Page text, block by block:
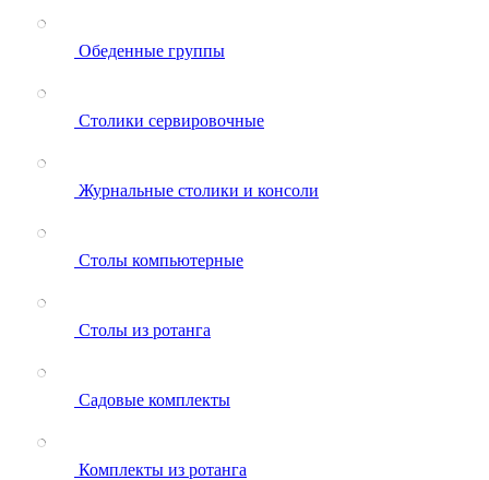
Обеденные группы
Столики сервировочные
Журнальные столики и консоли
Столы компьютерные
Столы из ротанга
Садовые комплекты
Комплекты из ротанга